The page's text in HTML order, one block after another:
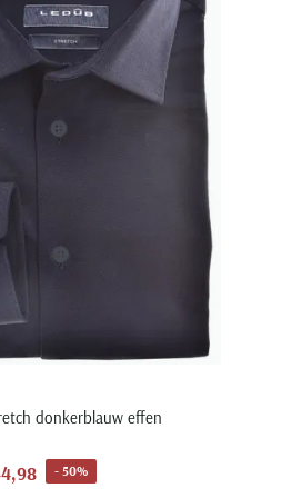
donkerblauw effen
- 50%